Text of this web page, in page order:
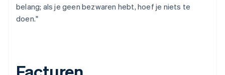
belang; als je geen bezwaren hebt, hoef je niets te
doen."